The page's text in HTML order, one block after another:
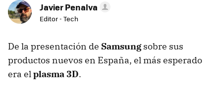
Javier Penalva
Editor - Tech
De la presentación de Samsungsobre sus
productos nuevos en España, el más esperado
era el plasma 3D.